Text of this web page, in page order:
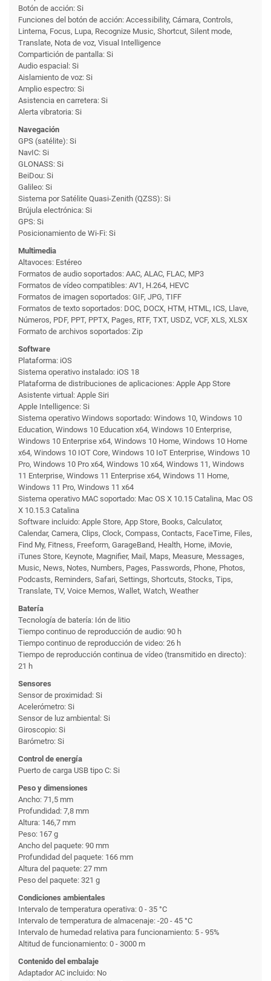
Botón de acción: Si
Funciones del botón de acción: Accessibility, Cámara, Controls,
Linterna, Focus, Lupa, Recognize Music, Shortcut, Silent mode,
Translate, Nota de voz, Visual Intelligence
Compartición de pantalla: Si
Audio espacial: Si
Aislamiento de voz: Si
Amplio espectro: Si
Asistencia en carretera: Si
Alerta vibratoria: Si
Navegación
GPS (satélite): Si
NavIC: Si
GLONASS: Si
BeiDou: Si
Galileo: Si
Sistema por Satélite Quasi-Zenith (QZSS): Si
Brújula electrónica: Si
GPS: Si
Posicionamiento de Wi-Fi: Si
Multimedia
Altavoces: Estéreo
Formatos de audio soportados: AAC, ALAC, FLAC, MP3
Formatos de vídeo compatibles: AV1, H.264, HEVC
Formatos de imagen soportados: GIF, JPG, TIFF
Formatos de texto soportados: DOC, DOCX, HTM, HTML, ICS, Llave,
Números, PDF, PPT, PPTX, Pages, RTF, TXT, USDZ, VCF, XLS, XLSX
Formato de archivos soportados: Zip
Software
Plataforma: iOS
Sistema operativo instalado: iOS 18
Plataforma de distribuciones de aplicaciones: Apple App Store
Asistente virtual: Apple Siri
Apple Intelligence: Si
Sistema operativo Windows soportado: Windows 10, Windows 10
Education, Windows 10 Education x64, Windows 10 Enterprise,
Windows 10 Enterprise x64, Windows 10 Home, Windows 10 Home
x64, Windows 10 IOT Core, Windows 10 IoT Enterprise, Windows 10
Pro, Windows 10 Pro x64, Windows 10 x64, Windows 11, Windows
11 Enterprise, Windows 11 Enterprise x64, Windows 11 Home,
Windows 11 Pro, Windows 11 x64
Sistema operativo MAC soportado: Mac OS X 10.15 Catalina, Mac OS
X 10.15.3 Catalina
Software incluido: Apple Store, App Store, Books, Calculator,
Calendar, Camera, Clips, Clock, Compass, Contacts, FaceTime, Files,
Find My, Fitness, Freeform, GarageBand, Health, Home, iMovie,
iTunes Store, Keynote, Magnifier, Mail, Maps, Measure, Messages,
Music, News, Notes, Numbers, Pages, Passwords, Phone, Photos,
Podcasts, Reminders, Safari, Settings, Shortcuts, Stocks, Tips,
Translate, TV, Voice Memos, Wallet, Watch, Weather
Batería
Tecnología de batería: Ión de litio
Tiempo continuo de reproducción de audio: 90 h
Tiempo continuo de reproducción de video: 26 h
Tiempo de reproducción continua de vídeo (transmitido en directo):
21 h
Sensores
Sensor de proximidad: Si
Acelerómetro: Si
Sensor de luz ambiental: Si
Giroscopio: Si
Barómetro: Si
Control de energía
Puerto de carga USB tipo C: Si
Peso y dimensiones
Ancho: 71,5 mm
Profundidad: 7,8 mm
Altura: 146,7 mm
Peso: 167 g
Ancho del paquete: 90 mm
Profundidad del paquete: 166 mm
Altura del paquete: 27 mm
Peso del paquete: 321 g
Condiciones ambientales
Intervalo de temperatura operativa: 0 - 35 °C
Intervalo de temperatura de almacenaje: -20 - 45 °C
Intervalo de humedad relativa para funcionamiento: 5 - 95%
Altitud de funcionamiento: 0 - 3000 m
Contenido del embalaje
Adaptador AC incluido: No